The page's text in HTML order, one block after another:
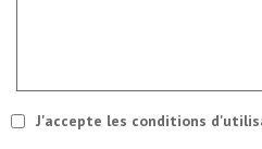
J'accepte les conditions